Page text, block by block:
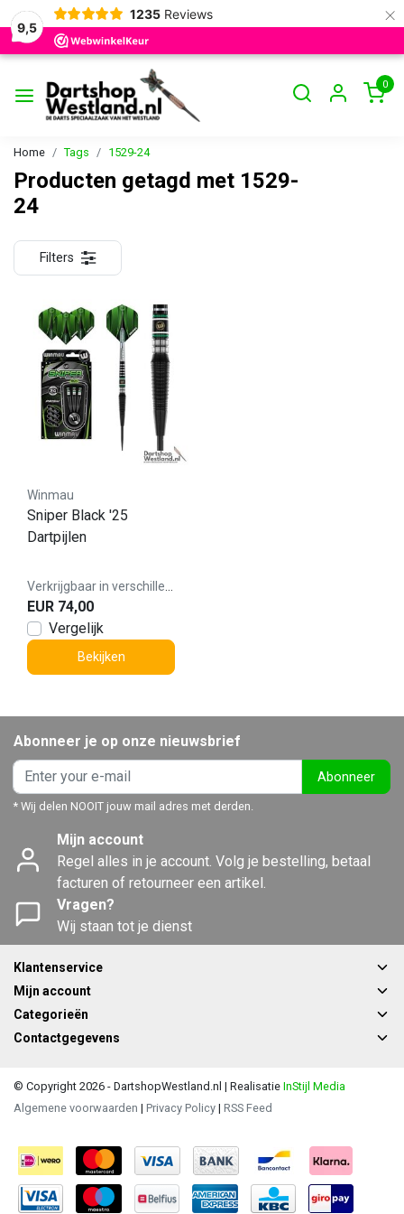
9,5
1235 Reviews ×
0
Home Tags 1529-24
Producten getagd met 1529-
24
Filters
Winmau
Sniper Black '25
Dartpijlen
EUR 74,00
Vergelijk
Bekijken
Abonneer je op onze nieuwsbrief
Abonneer
* Wij delen NOOIT jouw mail adres met derden.
Mijn account
Regel alles in je account. Volg je bestelling, betaal
facturen of retourneer een artikel.
Vragen?
Wij staan tot je dienst
Klantenservice
Mijn account
Categorieën
Contactgegevens
© Copyright 2026 - DartshopWestland.nl | Realisatie InStijl Media
Algemene voorwaarden | Privacy Policy | RSS Feed